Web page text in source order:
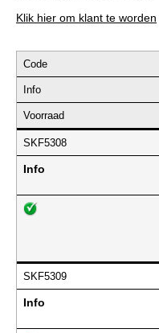
Klik hier om klant te worden
Code
Info
Voorraad
SKF5308
Info
SKF5309
Info